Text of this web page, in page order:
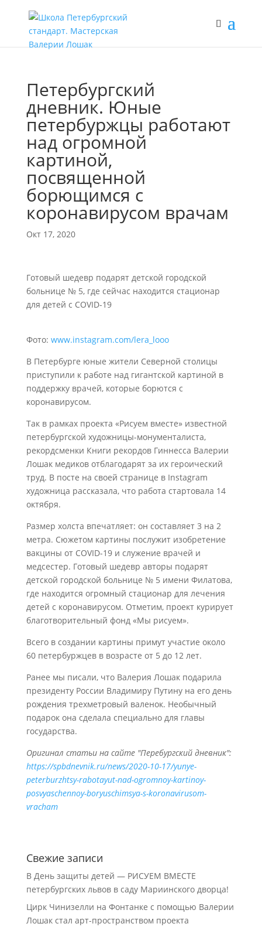
Петербургский
дневник. Юные
петербуржцы работают
над огромной
картиной,
посвященной
борющимся с
коронавирусом врачам
Окт 17, 2020
Готовый шедевр подарят детской городской
больнице № 5, где сейчас находится стационар
для детей с COVID-19
Фото: www.instagram.com/lera_looo
В Петербурге юные жители Северной столицы
приступили к работе над гигантской картиной в
поддержку врачей, которые борются с
коронавирусом.
Так в рамках проекта «Рисуем вместе» известной
петербургской художницы-монументалиста,
рекордсменки Книги рекордов Гиннесса Валерии
Лошак медиков отблагодарят за их героический
труд. В посте на своей странице в Instagram
художница рассказала, что работа стартовала 14
октября.
Размер холста впечатляет: он составляет 3 на 2
метра. Сюжетом картины послужит изобретение
вакцины от COVID-19 и служение врачей и
медсестер. Готовый шедевр авторы подарят
детской городской больнице № 5 имени Филатова,
где находится огромный стационар для лечения
детей с коронавирусом. Отметим, проект курирует
благотворительный фонд «Мы рисуем».
Всего в создании картины примут участие около
60 петербуржцев в возрасте от 5 до 12 лет.
Ранее мы писали, что Валерия Лошак подарила
президенту России Владимиру Путину на его день
рождения трехметровый валенок. Необычный
подарок она сделала специально для главы
государства.
Оригинал статьи на сайте "Перебургский дневник":
https://spbdnevnik.ru/news/2020-10-17/yunye-
peterburzhtsy-rabotayut-nad-ogromnoy-kartinoy-
posvyaschennoy-boryuschimsya-s-koronavirusom-
vracham
Свежие записи
В День защиты детей — РИСУЕМ ВМЕСТЕ
петербургских львов в саду Мариинского дворца!
Цирк Чинизелли на Фонтанке с помощью Валерии
Лошак стал арт-пространством проекта